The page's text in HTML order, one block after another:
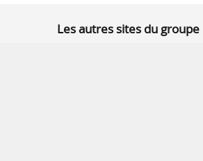
Les autres sites du groupe